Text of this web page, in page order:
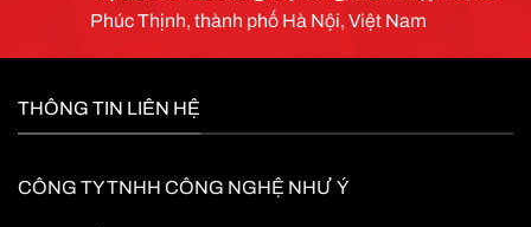
Phúc Thịnh, thành phố Hà Nội, Việt Nam
THÔNG TIN LIÊN HỆ
CÔNG TY TNHH CÔNG NGHỆ NHƯ Ý